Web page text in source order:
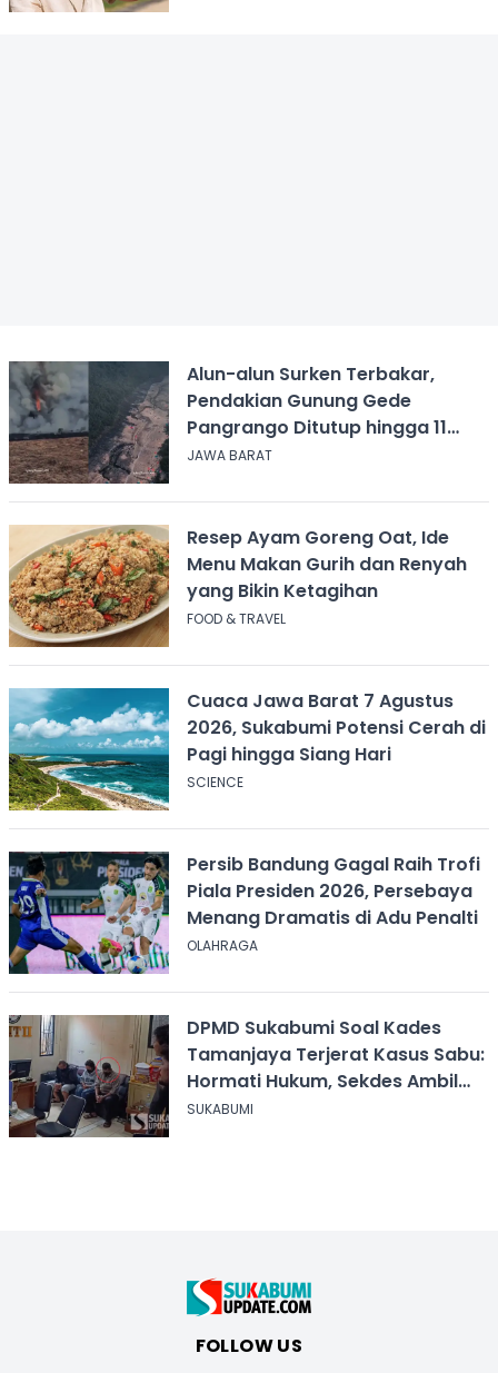
Alun-alun Surken Terbakar,
Pendakian Gunung Gede
Pangrango Ditutup hingga 11
Agustus 2026
JAWA BARAT
Resep Ayam Goreng Oat, Ide
Menu Makan Gurih dan Renyah
yang Bikin Ketagihan
FOOD & TRAVEL
Cuaca Jawa Barat 7 Agustus
2026, Sukabumi Potensi Cerah di
Pagi hingga Siang Hari
SCIENCE
Persib Bandung Gagal Raih Trofi
Piala Presiden 2026, Persebaya
Menang Dramatis di Adu Penalti
OLAHRAGA
DPMD Sukabumi Soal Kades
Tamanjaya Terjerat Kasus Sabu:
Hormati Hukum, Sekdes Ambil
Alih Pelayanan
SUKABUMI
FOLLOW US